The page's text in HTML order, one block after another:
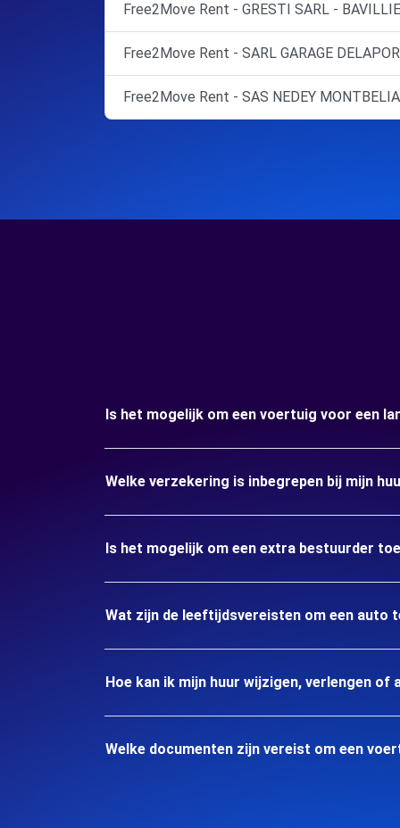
Free2Move Rent - GRESTI SARL -
Free2Move Rent - SARL GARAGE
Free2Move Rent - SAS NEDEY
Is het mogelijk om een voertuig voor een
Welke verzekering is inbegrepen bij mijn
Is het mogelijk om een extra bestuurder
Wat zijn de leeftijdsvereisten om een auto
Hoe kan ik mijn huur wijzigen, verlengen of
Welke documenten zijn vereist om een